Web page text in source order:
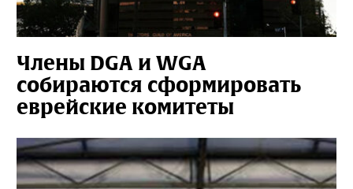
Члены DGA и WGA
собираются сформировать
еврейские комитеты